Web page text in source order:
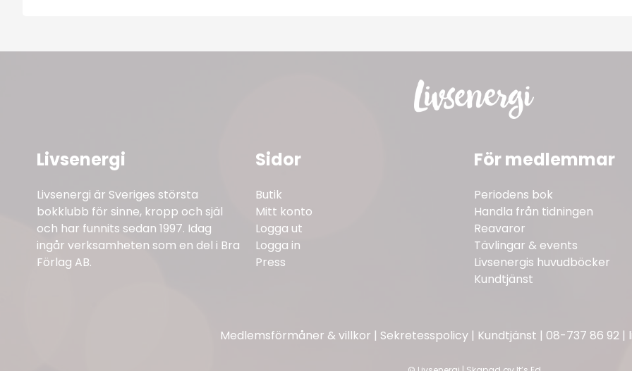
Livsenergi
Livsenergi är Sveriges största
bokklubb för sinne, kropp och själ
och har funnits sedan 1997. Idag
ingår verksamheten som en del i Bra
Förlag AB.
Sidor
Butik
Mitt konto
Logga ut
Logga in
Press
För medlemmar
Periodens bok
Handla från tidningen
Reavaror
Tävlingar & events
Livsenergis huvudböcker
Kundtjänst
Medlemsförmåner & villkor | Sekretesspolicy| Kundtjänst | 08-737 86 92|